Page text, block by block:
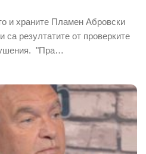
и храните Пламен Абровски
са резултатите от проверките
"Пра…